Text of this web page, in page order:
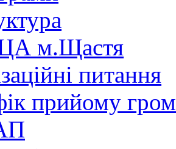
м.Щастя
питання
прийому